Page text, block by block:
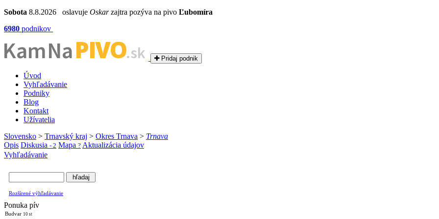
Sobota 8.8.2026 oslavuje Oskarzajtra pozýva na pivo Ľubomíra
6980 podnikov
Kam NaPIVO.sk Pridaj podnik
Úvod
Vyhľadávanie
Podniky
Blog
Kontakt
Užívatelia
Slovensko > Trnavský kraj > Okres Trnava > Trnava
Opis Diskusia - 2 Mapa ? Aktualizácia údajov
Vyhľadávanie
Rozšírené výhľadávanie
Ponuka pív
Budvar 10 st